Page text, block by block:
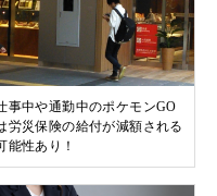
事中や通勤中のポケモンGO
労災保険の給付が減額される
能性あり！